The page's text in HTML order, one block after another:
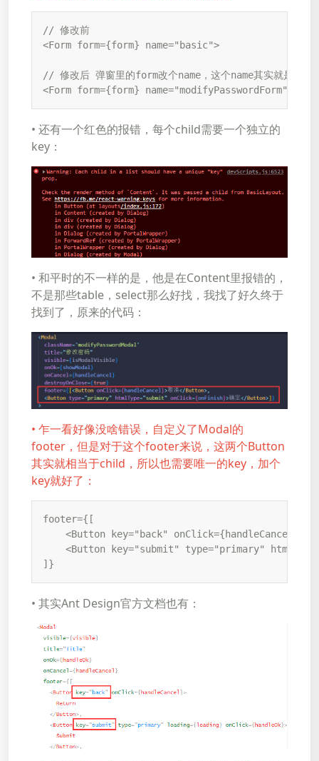
// 修改前
<Form form={form} name="basic">
// 修改后 弹窗里的form改个name，这个name其实就是id
<Form form={form} name="modifyPasswordForm">
• 还有一个红色的报错，每个child需要一个独立的
key：
• 和平时的不一样的是，他是在Content里报错的，
不是那些table，select那么好找，我找了好久终于
找到了，原来的代码：
• 乍一看好像没啥错误，自定义了Modal的
footer，但是对于这个footer来说，这两个Button
其实就相当于child，所以也需要唯一的key，加个
key就好了：
footer={[
<Button key="back" onClick={handleCancel}>取
<Button key="submit" type="primary"
]}
• 其实Ant Design官方文档也有：